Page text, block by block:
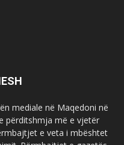
mediale në Maqedoni në
përditshmja më e vjetër
e veta i mbështet